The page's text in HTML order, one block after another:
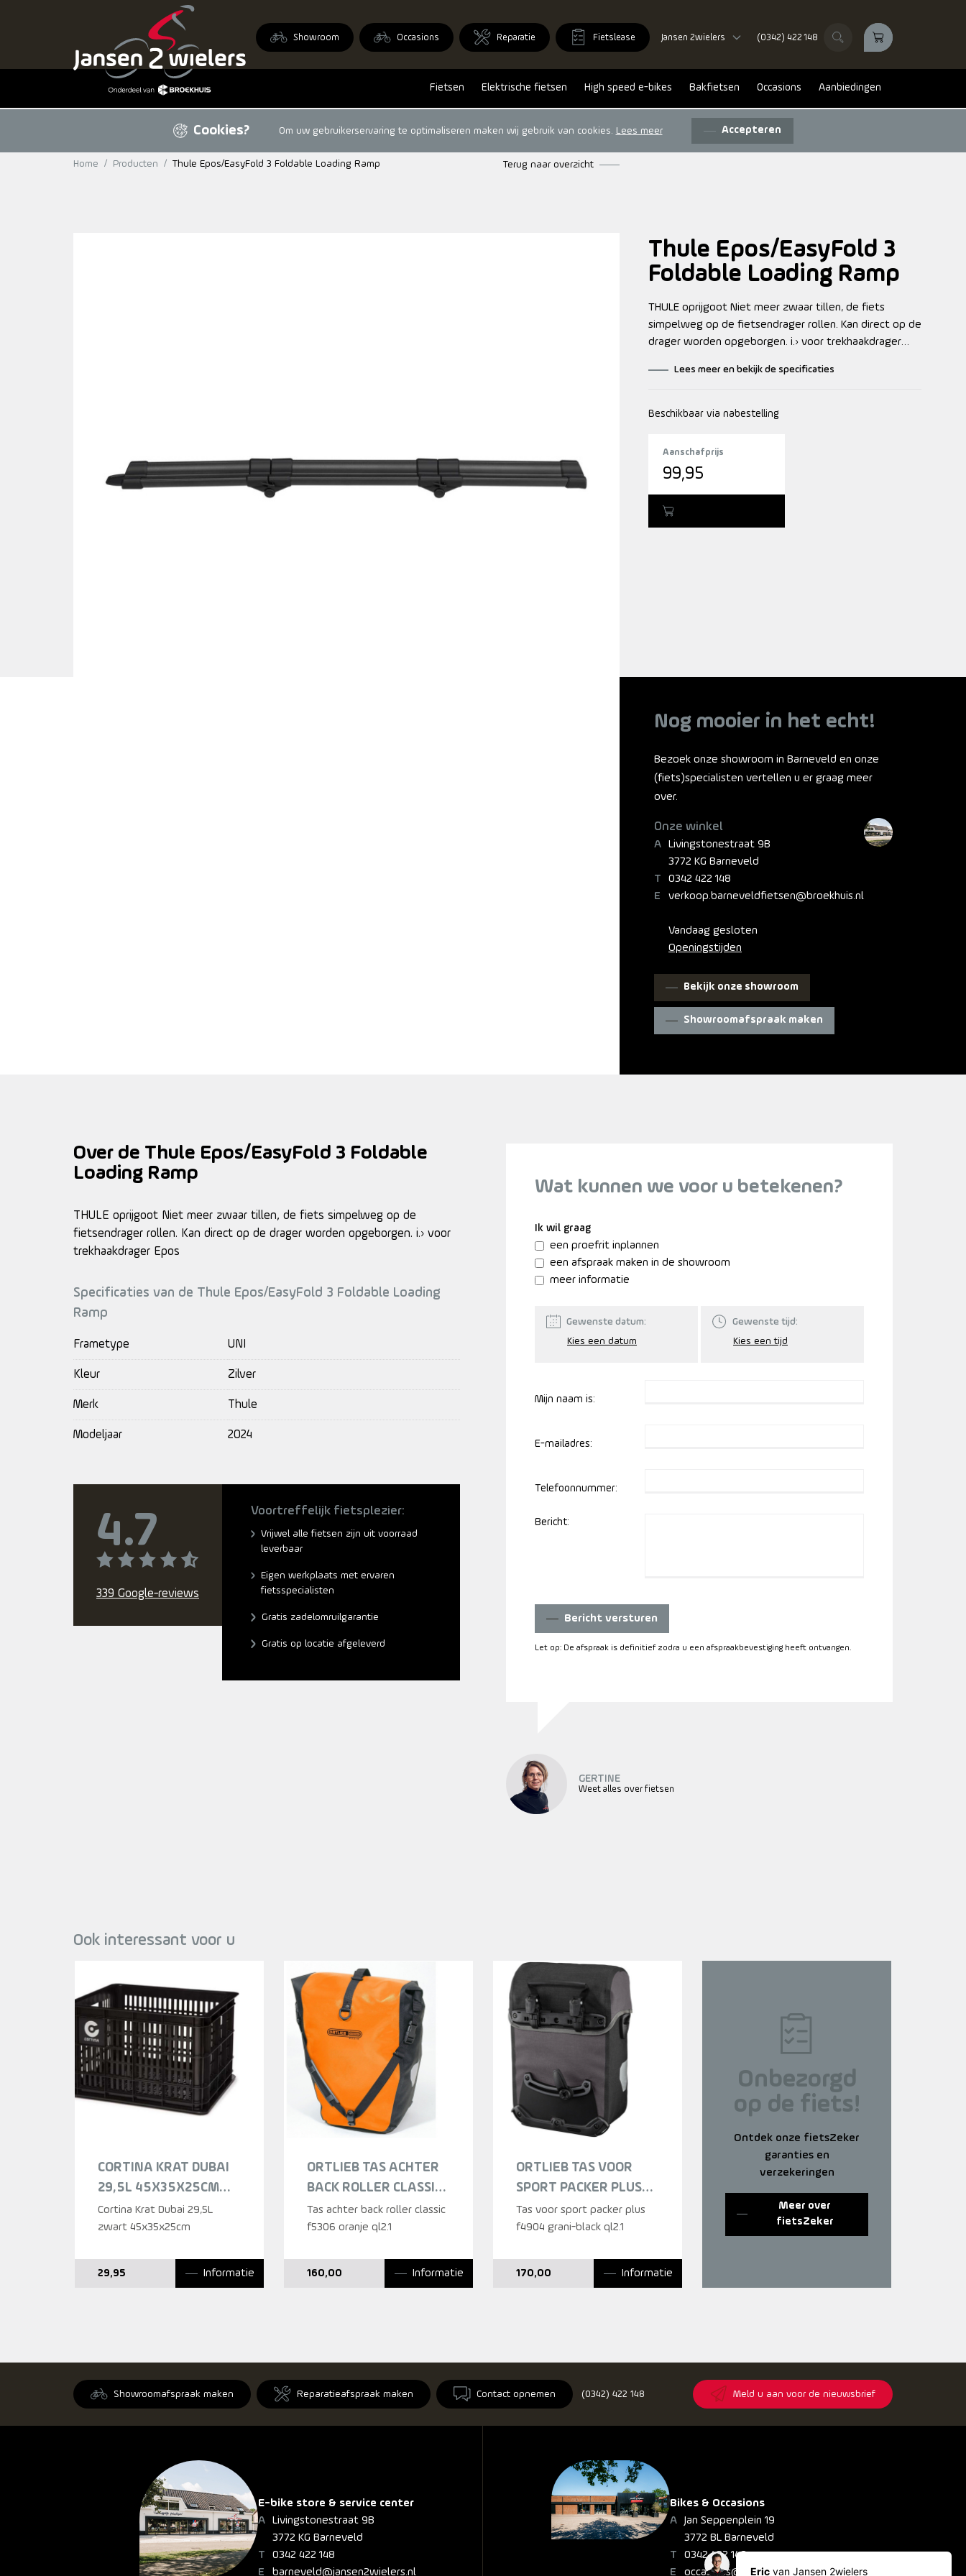
Showroom Occasions Reparatie Fietslease Jansen 2wielers (0342) 422 148
Fietsen Elektrische fietsen High speed e-bikes Bakfietsen Occasions Aanbiedingen
Cookies? Om uw gebruikerservaring te optimaliseren maken wij gebruik van cookies. Lees meer Accepteren
Home / Producten / Thule Epos/EasyFold 3 Foldable Loading Ramp Terug naar overzicht
Thule Epos/EasyFold 3
Foldable Loading Ramp
THULE oprijgoot Niet meer zwaar tillen, de fiets
simpelweg op de fietsendrager rollen. Kan direct op de
drager worden opgeborgen. i.› voor trekhaakdrager
Lees meer en bekijk de specificaties
Beschikbaar via nabestelling
Aanschafprijs
99,95
Nog mooier in het echt!
Bezoek onze showroom in Barneveld en onze
(fiets)specialisten vertellen u er graag meer
over.
Onze winkel
Livingstonestraat 9B
3772 KG Barneveld
0342 422 148
verkoop.barneveldfietsen@broekhuis.nl
Vandaag gesloten
Openingstijden
Bekijk onze showroom
Showroomafspraak maken
Over de Thule Epos/EasyFold 3 Foldable
Loading Ramp
THULE oprijgoot Niet meer zwaar tillen, de fiets simpelweg op de
fietsendrager rollen. Kan direct op de drager worden opgeborgen. i.› voor
trekhaakdrager Epos
Specificaties van de Thule Epos/EasyFold 3 Foldable Loading
Ramp
Frametype UNI
Kleur Zilver
Merk Thule
Modeljaar 2024
4.7
339 Google-reviews
Voortreffelijk fietsplezier:
Vrijwel alle fietsen zijn uit voorraad
leverbaar
Eigen werkplaats met ervaren
fietsspecialisten
Gratis zadelomruilgarantie
Gratis op locatie afgeleverd
Wat kunnen we voor u betekenen?
Ik wil graag
een proefrit inplannen
een afspraak maken in de showroom
meer informatie
Gewenste datum: Gewenste tijd:
Mijn naam is:
E-mailadres:
Telefoonnummer:
Bericht:
Bericht versturen
Let op: De afspraak is definitief zodra u een afspraakbevestiging heeft ontvangen.
GERTINE
Weet alles over fietsen
Ook interessant voor u
CORTINA KRAT DUBAI
29,5L 45X35X25CM
BLACK
Cortina Krat Dubai 29,5L
zwart 45x35x25cm
29,95 Informatie
ORTLIEB TAS ACHTER
BACK ROLLER CLASSIC
F5306 ORANJE QL2.1
SPECIAAL GRIJS
Tas achter back roller classic
f5306 oranje ql2.1
160,00 Informatie
ORTLIEB TAS VOOR
SPORT PACKER PLUS
F4904 GRANI-BLACK
QL2.1 DONKERGRIJS
Tas voor sport packer plus
f4904 grani-black ql2.1
170,00 Informatie
Onbezorgd
op de fiets!
Ontdek onze fietsZeker
garanties en
verzekeringen
Meer over
fietsZeker
Showroomafspraak maken Reparatieafspraak maken Contact opnemen (0342) 422 148 Meld u aan voor de nieuwsbrief
E-bike store & service center
Livingstonestraat 9B
3772 KG Barneveld
0342 422 148
barneveld@jansen2wielers.nl
Bikes & Occasions
Jan Seppenplein 19
3772 BL Barneveld
0342 422 148
occasions@jansen2wielers.nl